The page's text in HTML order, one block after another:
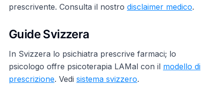
prescrivente. Consulta il nostro disclaimer medico.
Guide Svizzera
In Svizzera lo psichiatra prescrive farmaci; lo
psicologo offre psicoterapia LAMal con il modello di
prescrizione. Vedi sistema svizzero.